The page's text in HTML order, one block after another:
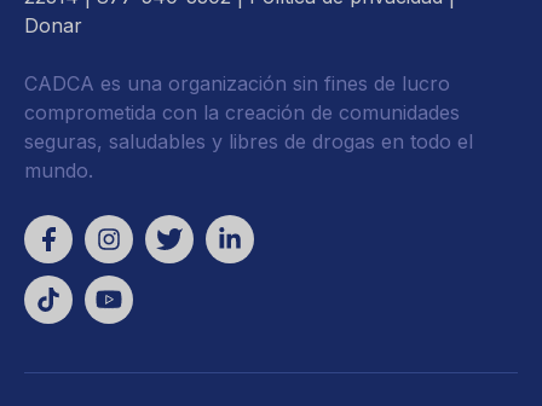
Donar
CADCA es una organización sin fines de lucro
comprometida con la creación de comunidades
seguras, saludables y libres de drogas en todo el
mundo.